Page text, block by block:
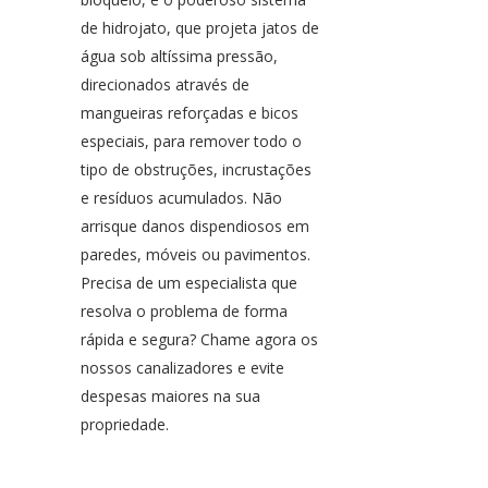
de hidrojato, que projeta jatos de
água sob altíssima pressão,
direcionados através de
mangueiras reforçadas e bicos
especiais, para remover todo o
tipo de obstruções, incrustações
e resíduos acumulados. Não
arrisque danos dispendiosos em
paredes, móveis ou pavimentos.
Precisa de um especialista que
resolva o problema de forma
rápida e segura? Chame agora os
nossos canalizadores e evite
despesas maiores na sua
propriedade.